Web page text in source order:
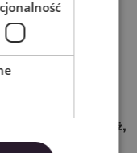
dekoracji
czy napisów na
na odzież,
, co czyni ploter